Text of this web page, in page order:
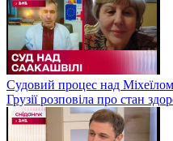
Судовий процес над
Грузії розповіла про стан